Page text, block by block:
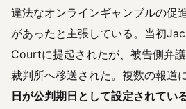
違法なオンラインギャンブルの促
があったと主張している。当初
Courtに提起されたが、被告側弁
裁判所へ移送された。複数の報道
日が公判期日として設定されてい